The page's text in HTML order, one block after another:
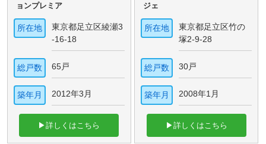
ョンプレミア
所在地
東京都足立区綾瀬3
-16-18
総戸数 65戸
築年月 2012年3月
▶詳しくはこちら
ジェ
所在地
東京都足立区竹の
塚2-9-28
総戸数 30戸
築年月 2008年1月
▶詳しくはこちら